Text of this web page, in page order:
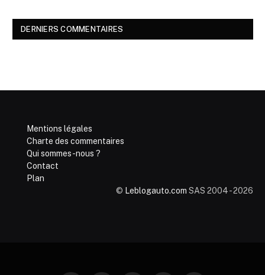
DERNIERS COMMENTAIRES
Mentions légales
Charte des commentaires
Qui sommes-nous ?
Contact
Plan
© Leblogauto.com SAS 2004 - 2026